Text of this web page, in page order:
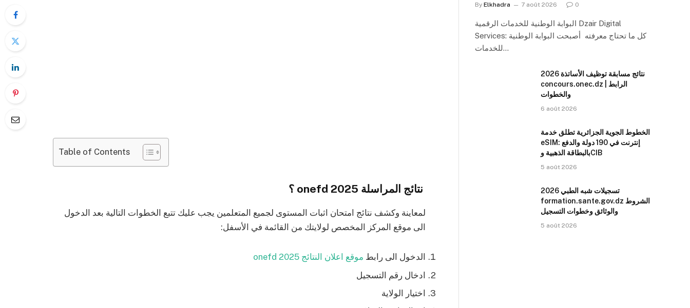
Table of Contents
نتائج المراسلة onefd 2025 ؟
لمعاينة وكشف نتائج امتحان اثبات المستوى لجميع المتعلمين يجب عليك تتبع الخطوات التالية بعد الدخول
الى موقع المركز المخصص لولايتك من القائمة في الأسفل:
الدخول الى رابط موقع اعلان النتائج onefd 2025
ادخال رقم التسجيل
اختيار الولاية
By Elkhadra 7 août 2026 0
البوابة الوطنية للخدمات الرقمية Dzair Digital
Services: كل ما تحتاج معرفته أصبحت البوابة الوطنية
للخدمات…
نتائج مسابقة توظيف الأساتذة 2026
concours.onec.dz | الرابط
والخطوات
6 août 2026
الخطوط الجوية الجزائرية تطلق خدمة
eSIM: إنترنت في 190 دولة والدفع
بالبطاقة الذهبية وCIB
5 août 2026
تسجيلات شبه الطبي 2026
formation.sante.gov.dz الشروط
والوثائق وخطوات التسجيل
5 août 2026